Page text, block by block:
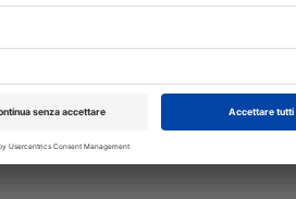
l’osteointegrazione finale è la
scientifica che sia la quantità...